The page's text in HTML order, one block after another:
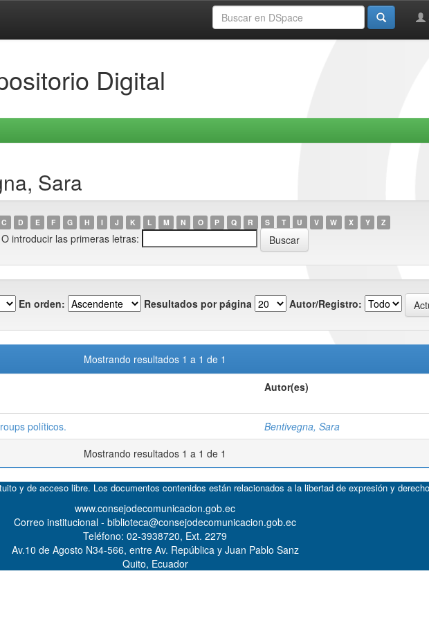
Digital
Sara
C D E F G H I J K L M N O P Q R S T U V W X Y Z
O introducir las primeras letras:
En orden: Resultados por página Autor/Registro:
Mostrando resultados 1 a 1 de 1
Autor(es)
políticos.
Bentivegna, Sara
Mostrando resultados 1 a 1 de 1
y de acceso libre. Los documentos contenidos están relacionados a la libertad de expresión y
www.consejodecomunicacion.gob.ec
Correo institucional - biblioteca@consejodecomunicacion.gob.ec
Teléfono: 02-3938720, Ext. 2279
Av.10 de Agosto N34-566, entre Av. República y Juan Pablo Sanz
Quito, Ecuador